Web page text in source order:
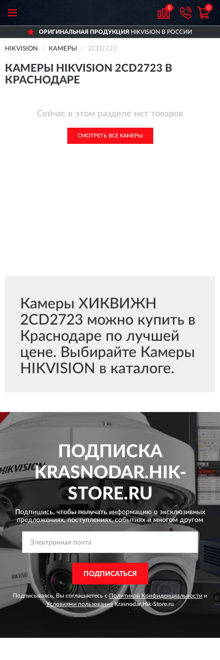
0 0
ОРИГИНАЛЬНАЯ ПРОДУКЦИЯ HIKVISION В РОССИИ
HIKVISION КАМЕРЫ 2CD2723
КАМЕРЫ HIKVISION 2CD2723 В
КРАСНОДАРЕ
Сейчас в этом разделе нет товаров
СМОТРЕТЬ ВСЕ КАМЕРЫ
Камеры ХИКВИЖН
2CD2723 можно купить в
Краснодаре по лучшей
цене. Выбирайте Камеры
HIKVISION в каталоге.
ПОДПИСКА
KRASNODAR.HIK-
STORE.RU
Подпишись, чтобы получать информацию о эксклюзивных
предложениях,поступлениях, событиях и многом другом
ПОДПИСАТЬСЯ
Подписываясь, Вы соглашаетесь с Политикой Конфиденциальности и
Условиями пользованияKrasnodar.Hik-Store.ru